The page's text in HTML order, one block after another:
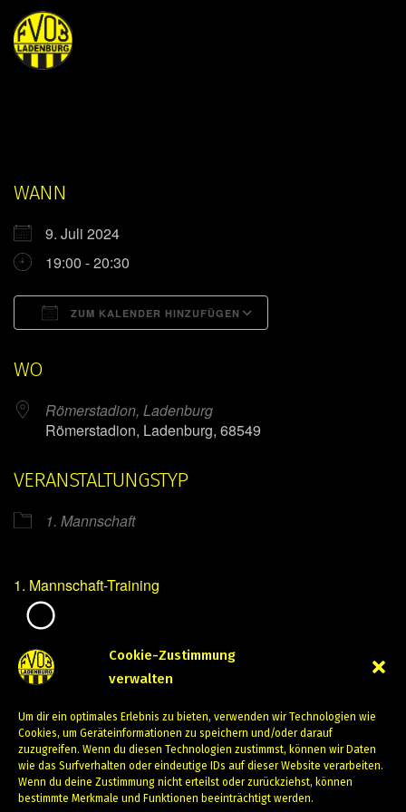
Cookie-Zustimmung
verwalten
Um dir ein optimales Erlebnis zu bieten, verwenden wir Technologien wie
Cookies, um Geräteinformationen zu speichern und/oder darauf
zuzugreifen. Wenn du diesen Technologien zustimmst, können wir Daten
wie das Surfverhalten oder eindeutige IDs auf dieser Website verarbeiten.
Wenn du deine Zustimmung nicht erteilst oder zurückziehst, können
bestimmte Merkmale und Funktionen beeinträchtigt werden.
WANN
9. Juli 2024
19:00 - 20:30
ZUM KALENDER HINZUFÜGEN
WO
Römerstadion, Ladenburg
Römerstadion, Ladenburg, 68549
VERANSTALTUNGSTYP
1. Mannschaft
1. Mannschaft-Training
Juli 9, 2024
PREVIOUS